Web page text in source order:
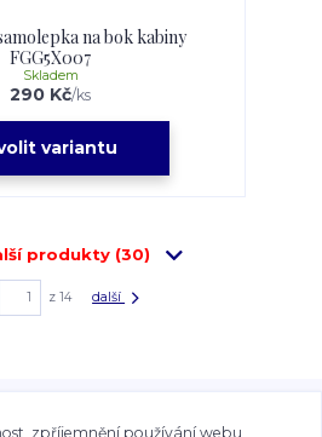
na bok kabiny
FGG5X007
290 Kč/ks
Skladem
variantu
produkty (30)
z 14 další
Talocan.cz a
zpříjemnění používání webu,